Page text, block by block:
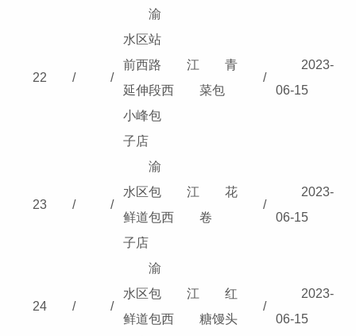
22 / /
渝
水区站
前西路
延伸段
小峰包
子店
江
西
青
菜包
/
2023-
06-15
23 / /
渝
水区包
鲜道包
子店
江
西
花
卷
/
2023-
06-15
24 / /
渝
水区包
鲜道包
江
西
红
糖馒头
/
2023-
06-15